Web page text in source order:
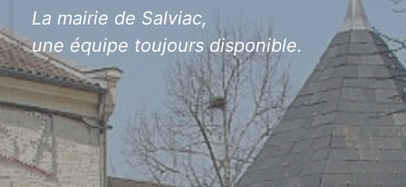
La mairie de Salviac,
une équipe toujours disponible.